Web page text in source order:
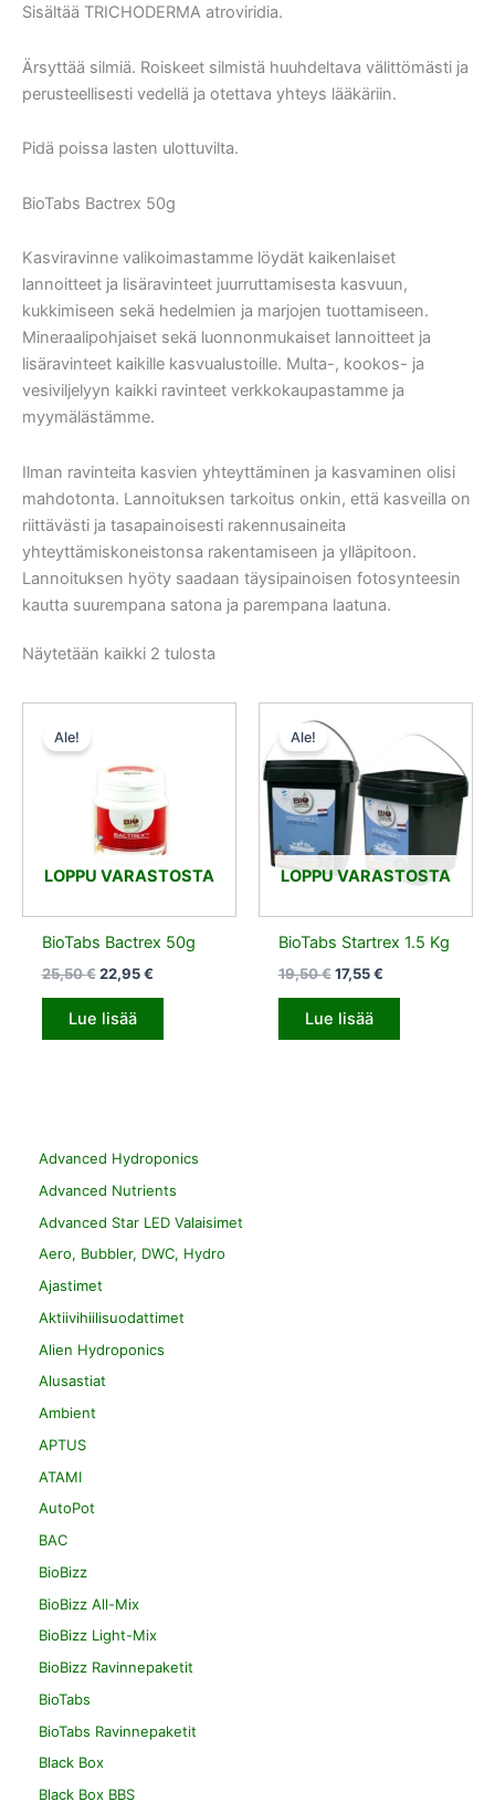
Advanced Hydroponics
Advanced Nutrients
Advanced Star LED Valaisimet
Aero, Bubbler, DWC, Hydro
Ajastimet
Aktiivihiilisuodattimet
Alien Hydroponics
Alusastiat
Ambient
APTUS
ATAMI
AutoPot
BAC
BioBizz
BioBizz All-Mix
BioBizz Light-Mix
BioBizz Ravinnepaketit
BioTabs
BioTabs Ravinnepaketit
Black Box
Black Box BBS
Sisältää TRICHODERMA atroviridia.
Ärsyttää silmiä. Roiskeet silmistä huuhdeltava välittömästi ja
perusteellisesti vedellä ja otettava yhteys lääkäriin.
Pidä poissa lasten ulottuvilta.
BioTabs Bactrex 50g
Kasviravinne valikoimastamme löydät kaikenlaiset
lannoitteet ja lisäravinteet juurruttamisesta kasvuun,
kukkimiseen sekä hedelmien ja marjojen tuottamiseen.
Mineraalipohjaiset sekä luonnonmukaiset lannoitteet ja
lisäravinteet kaikille kasvualustoille. Multa-, kookos- ja
vesiviljelyyn kaikki ravinteet verkkokaupastamme ja
myymälästämme.
Ilman ravinteita kasvien yhteyttäminen ja kasvaminen olisi
mahdotonta. Lannoituksen tarkoitus onkin, että kasveilla on
riittävästi ja tasapainoisesti rakennusaineita
yhteyttämiskoneistonsa rakentamiseen ja ylläpitoon.
Lannoituksen hyöty saadaan täysipainoisen fotosynteesin
kautta suurempana satona ja parempana laatuna.
Näytetään kaikki 2 tulosta
LOPPU VARASTOSTA
Ale!
BioTabs Bactrex 50g
25,50€
25,50 €.
22,95€
22,95 €.
Lue lisää
LOPPU VARASTOSTA
Ale!
BioTabs Startrex 1.5 Kg
19,50€
hinta
oli:
19,50 €.
17,55€
17,55 €.
Lue lisää